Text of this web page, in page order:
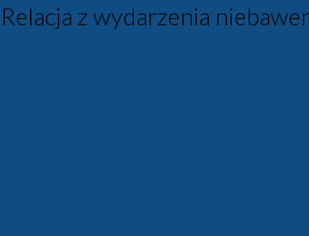
Relacja z wydarzenia